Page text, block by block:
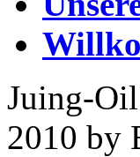
Juing-
2010 by